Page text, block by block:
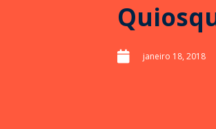
janeiro 18, 2018